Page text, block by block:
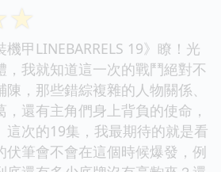
☆
甲LINEBARRELS 19》瞭！光
，我就知道這一次的戰鬥絕對不
，那些錯綜複雜的人物關係、
還有主角們身上背負的使命，
這次的19集，我最期待的就是看
伏筆會不會在這個時候爆發，例